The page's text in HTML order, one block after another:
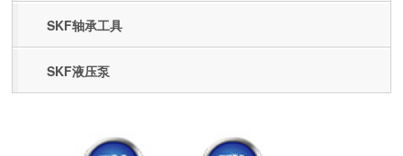
SKF轴承工具
SKF液压泵